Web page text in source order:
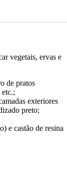
vegetais, ervas e
de pratos
exteriores
preto;
e castão de resina